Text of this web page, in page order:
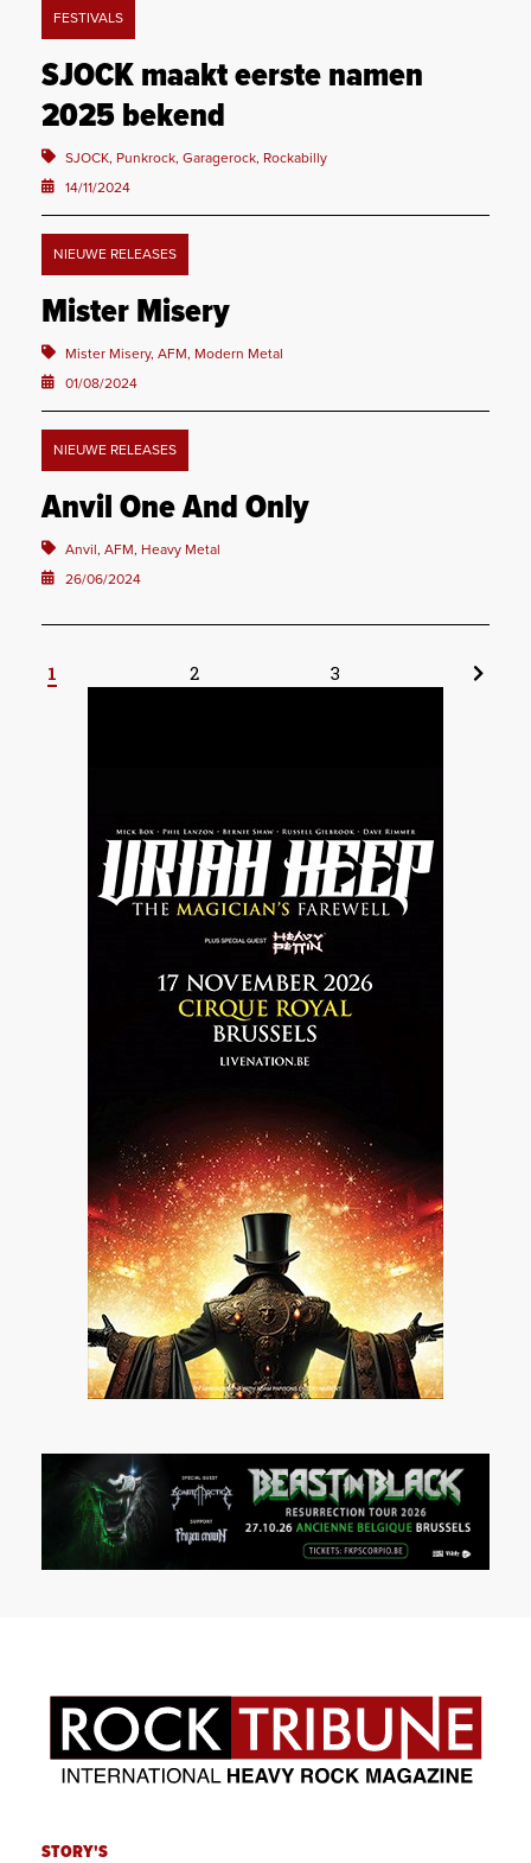
FESTIVALS
SJOCK maakt eerste namen
2025 bekend
SJOCK, Punkrock, Garagerock, Rockabilly
14/11/2024
NIEUWE RELEASES
Mister Misery
Mister Misery, AFM, Modern Metal
01/08/2024
NIEUWE RELEASES
Anvil One And Only
Anvil, AFM, Heavy Metal
26/06/2024
1 2 3
STORY'S